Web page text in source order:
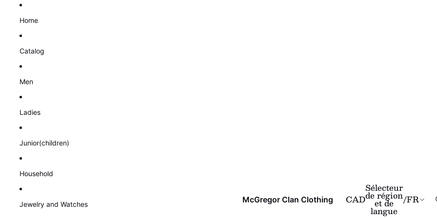
Home
Catalog
Men
Ladies
Junior(children)
Household
Jewelry and Watches McGregor Clan Clothing CAD
Sélecteur
de région
et de
langue
/FR